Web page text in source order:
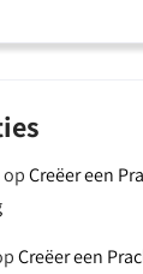
opCreëer een
Creëer een